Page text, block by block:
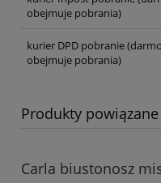
obejmuje pobrania)
kurier DPD pobranie
obejmuje pobrania)
Produkty powiązane
Carla biustonosz